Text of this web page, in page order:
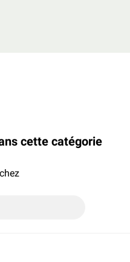
cette catégorie